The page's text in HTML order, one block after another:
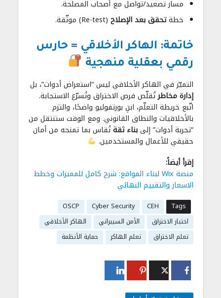
مسار تصعيد/تواصل مع أصحاب المصلحة.
خطةتحقق بعد الإصلاح (Re-test) موثّقة.
خاتمة: الهاكر الأخلاقي = حارس
رقمي بعقلية منهجية
التميّز في الهاكر الأخلاقي ليس “استعراض أدوات”، بل
إدارة مخاطرتُقلّص فرص الاختراق وتُسرّع الاستجابة.
اتّبع خريطة التعلّم، ابنِ بورتفوليو واضحًا، والتزم
بالأخلاقيات والنطاق القانوني. ومع الوقت ستنتقل من
“تجربة أدوات” إلىبناء ثقةتُقاس بما تمنحه من أمان
حقيقي للأعمال والمستخدمين.
إقرأ أيضاً:
منصة Wix لبناء المواقع: شرح كامل للمميزات وخطط
الاسعار والتقييم النهائي
Tags
CEH
Cyber Security
OSCP
اختبار الاختراق
الأمن السيبراني
الهاكر الأخلاقي
تعلم الاختراق
تعلم الهاكر حماية الأنظمة